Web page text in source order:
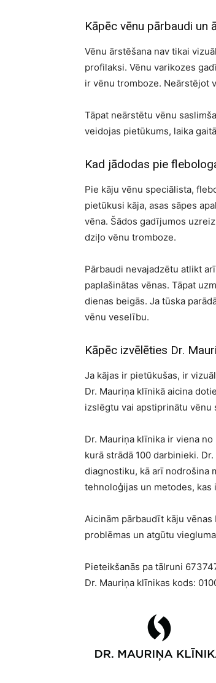
Kāpēc vēnu pārbaudi un
Vēnu ārstēšana nav tikai
profilaksi. Vēnu varikozes
ir vēnu tromboze. Neārstējot
Tāpat neārstētu vēnu
veidojas pietūkums, laika
Kad jādodas pie
Pie kāju vēnu speciālista,
pietūkusi kāja, asas sāpes
vēna. Šādos gadījumos
dziļo vēnu tromboze.
Pārbaudi nevajadzētu atlikt
paplašinātas vēnas. Tāpat
dienas beigās. Ja tūska
vēnu veselību.
Kāpēc izvēlēties Dr.
Ja kājas ir pietūkušas, ir
Dr. Mauriņa klīnikā aicina
izslēgtu vai apstiprinātu vēnu
Dr. Mauriņa klīnika ir viena
kurā strādā 100 darbinieki.
diagnostiku, kā arī nodrošina
tehnoloģijas un metodes, kas
Aicinām pārbaudīt kāju
problēmas un atgūtu
Pieteikšanās pa tālruni
Dr. Mauriņa klīnikas kods: